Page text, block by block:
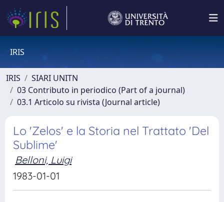
IRIS
IRIS
SIARI UNITN
03 Contributo in periodico (Part of a journal)
03.1 Articolo su rivista (Journal article)
Lo 'Zelos' e la Storia nel Trattato 'Del
Sublime'
Belloni, Luigi
1983-01-01